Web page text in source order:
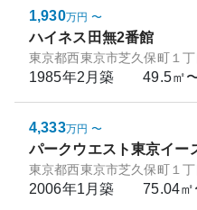
1,930万円 〜
ハイネス田無2番館
東京都西東京市芝久保町１丁
1985年2月築 49.5㎡
4,333万円 〜
パークウエスト東京イー
東京都西東京市芝久保町１丁
2006年1月築 75.04㎡